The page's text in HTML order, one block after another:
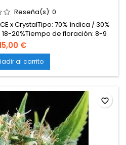
Reseña(s): 0
x CrystalTipo: 70% índica / 30%
20%Tiempo de floración: 8-9
en interior: 500-600
650-700 g/plantaAltura: 90-130
cm en exteriorAromas y
terrosos y especiadosEfectos:...
€
al carrito
favorite_border